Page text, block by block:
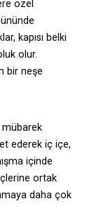
özel
kapısı belki
olur.
bir neşe
mübarek
ederek iç içe,
içinde
ortak
daha çok